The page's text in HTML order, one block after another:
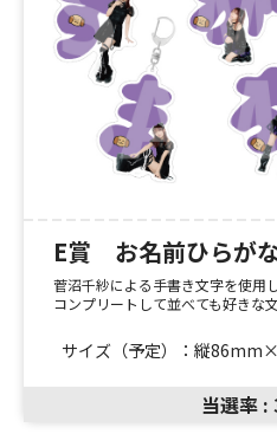
E賞 お名前ひらが
菅沼千紗による手書き文字を使用
コンプリートして並べても好きな
サイズ（予定）：縦
当選率 :